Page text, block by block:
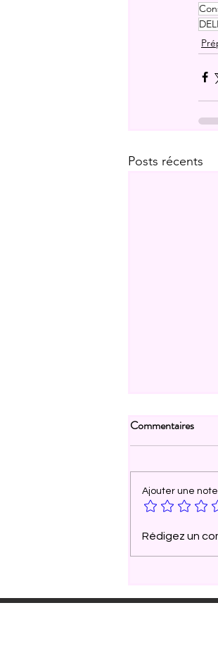
Posts récents
Article 2 :
Commentaires
Ajouter une note
Rédigez un